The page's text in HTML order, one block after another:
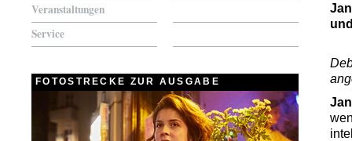
Veranstaltungen
Service
FOTOSTRECKE ZUR AUSGABE